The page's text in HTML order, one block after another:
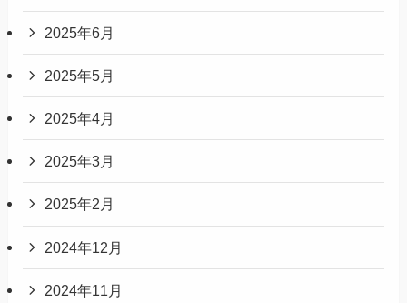
2025年6月
2025年5月
2025年4月
2025年3月
2025年2月
2024年12月
2024年11月